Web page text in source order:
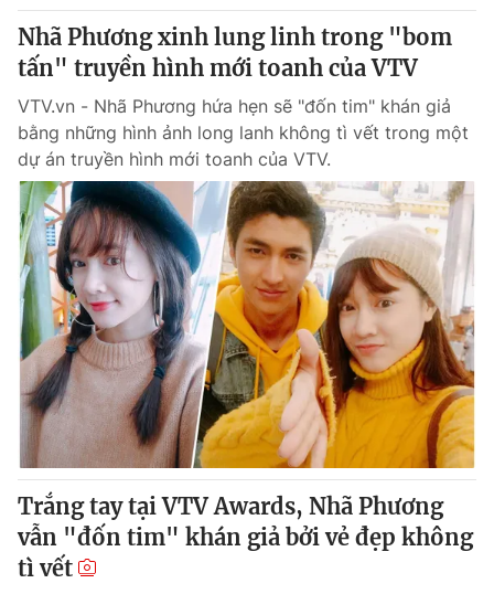
Tổng Biên tập:Vũ Thanh Thủy
Phó Tổng Biên tập:Nguyễn Thị Mỹ Hạnh, Phạm Quốc Thắng,
Nguyễn Trọng Ninh
024.38 355 931 - 024.38 355 932
Ðiện thoại Thời báo VTV: 024.66 897 897
Email:toasoan@vtv.vn
Liên hệ quảng cáo:024-7300.7108
® Cấm sao chép dưới mọi hình thức nếu không có sự chấp
thuận bằng văn bản. Ghi rõ nguồn VTV.vn khi phát hành lại
thông tin từ website này.
Nhã Phương xinh lung linh trong "bom
tấn" truyền hình mới toanh của VTV
VTV.vn - Nhã Phương hứa hẹn sẽ "đốn tim" khán giả
bằng những hình ảnh long lanh không tì vết trong một
dự án truyền hình mới toanh của VTV.
Trắng tay tại VTV Awards, Nhã Phương
vẫn "đốn tim" khán giả bởi vẻ đẹp không
tì vết